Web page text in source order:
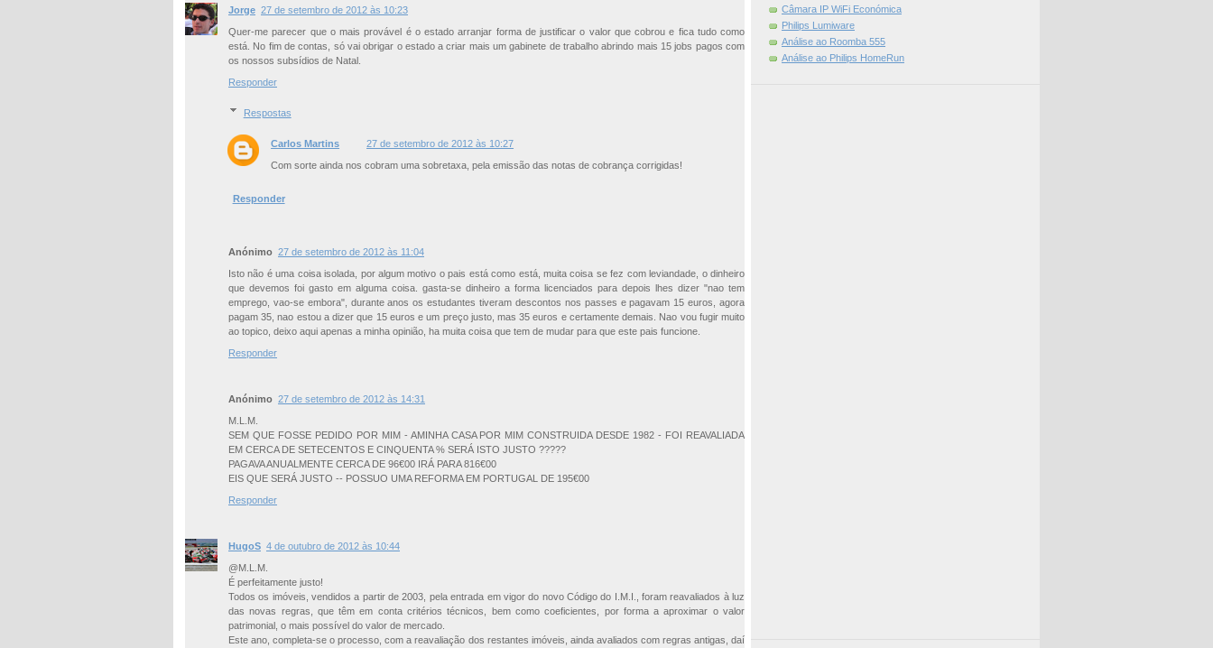
Jorge 27 de setembro de 2012 às 10:23
Quer-me parecer que o mais provável é o estado arranjar forma de justificar o valor que cobrou e fica tudo como
está. No fim de contas, só vai obrigar o estado a criar mais um gabinete de trabalho abrindo mais 15 jobs pagos com
os nossos subsídios de Natal.
Responder
Respostas
Carlos Martins
27 de setembro de 2012 às 10:27
Com sorte ainda nos cobram uma sobretaxa, pela emissão das notas de cobrança corrigidas!
Responder
Anónimo 27 de setembro de 2012 às 11:04
Isto não é uma coisa isolada, por algum motivo o pais está como está, muita coisa se fez com leviandade, o dinheiro
que devemos foi gasto em alguma coisa. gasta-se dinheiro a forma licenciados para depois lhes dizer "nao tem
emprego, vao-se embora", durante anos os estudantes tiveram descontos nos passes e pagavam 15 euros, agora
pagam 35, nao estou a dizer que 15 euros e um preço justo, mas 35 euros e certamente demais. Nao vou fugir muito
ao topico, deixo aqui apenas a minha opinião, ha muita coisa que tem de mudar para que este pais funcione.
Responder
Anónimo 27 de setembro de 2012 às 14:31
M.L.M.
SEM QUE FOSSE PEDIDO POR MIM - AMINHA CASA POR MIM CONSTRUIDA DESDE 1982 - FOI REAVALIADA
EM CERCA DE SETECENTOS E CINQUENTA % SERÁ ISTO JUSTO ?????
PAGAVA ANUALMENTE CERCA DE 96€00 IRÁ PARA 816€00
EIS QUE SERÁ JUSTO -- POSSUO UMA REFORMA EM PORTUGAL DE 195€00
Responder
HugoS 4 de outubro de 2012 às 10:44
@M.L.M.
É perfeitamente justo!
Todos os imóveis, vendidos a partir de 2003, pela entrada em vigor do novo Código do I.M.I., foram reavaliados à luz
das novas regras, que têm em conta critérios técnicos, bem como coeficientes, por forma a aproximar o valor
patrimonial, o mais possível do valor de mercado.
Este ano, completa-se o processo, com a reavaliação dos restantes imóveis, ainda avaliados com regras antigas, daí
Câmara IP WiFi Económica
Philips Lumiware
Análise ao Roomba 555
Análise ao Philips HomeRun